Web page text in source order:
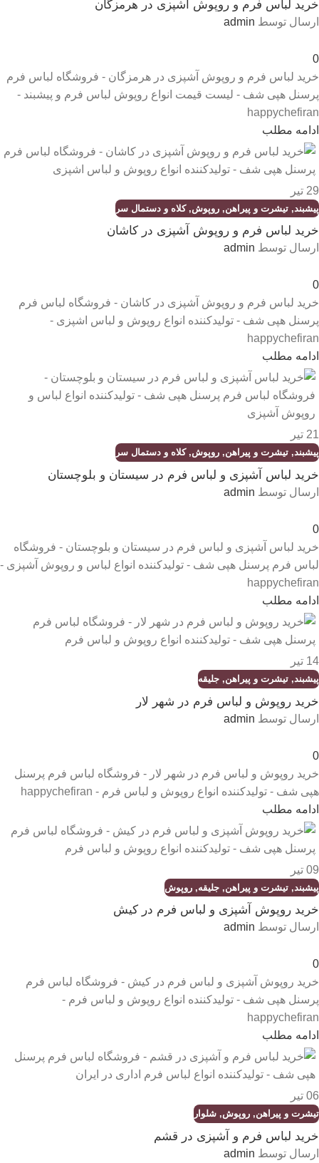
خرید لباس فرم و روپوش آشپزی در هرمزگان
ارسال توسط admin
0
خرید لباس فرم و روپوش آشپزی در هرمزگان - فروشگاه لباس فرم
پرسنل هپی شف - لیست قیمت انواع روپوش لباس فرم و پیشبند -
happychefiran
ادامه مطلب
29 تیر
پیشبند, تیشرت و پیراهن, روپوش,کلاه و دستمال سر
خرید لباس فرم و روپوش آشپزی در کاشان
ارسال توسط admin
0
خرید لباس فرم و روپوش آشپزی در کاشان - فروشگاه لباس فرم
پرسنل هپی شف - تولیدکننده انواع روپوش و لباس اشپزی -
happychefiran
ادامه مطلب
21 تیر
پیشبند, تیشرت و پیراهن, روپوش,کلاه و دستمال سر
خرید لباس آشپزی و لباس فرم در سیستان و بلوچستان
ارسال توسط admin
0
خرید لباس آشپزی و لباس فرم در سیستان و بلوچستان - فروشگاه
لباس فرم پرسنل هپی شف - تولیدکننده انواع لباس و روپوش آشپزی -
happychefiran
ادامه مطلب
14 تیر
پیشبند, تیشرت و پیراهن, جلیقه
خرید روپوش و لباس فرم در شهر لار
ارسال توسط admin
0
خرید روپوش و لباس فرم در شهر لار - فروشگاه لباس فرم پرسنل
هپی شف - تولیدکننده انواع روپوش و لباس فرم - happychefiran
ادامه مطلب
09 تیر
پیشبند, تیشرت و پیراهن, جلیقه, روپوش
خرید روپوش آشپزی و لباس فرم در کیش
ارسال توسط admin
0
خرید روپوش آشپزی و لباس فرم در کیش - فروشگاه لباس فرم
پرسنل هپی شف - تولیدکننده انواع روپوش و لباس فرم -
happychefiran
ادامه مطلب
06 تیر
تیشرت و پیراهن, روپوش, شلوار
خرید لباس فرم و آشپزی در قشم
ارسال توسط admin